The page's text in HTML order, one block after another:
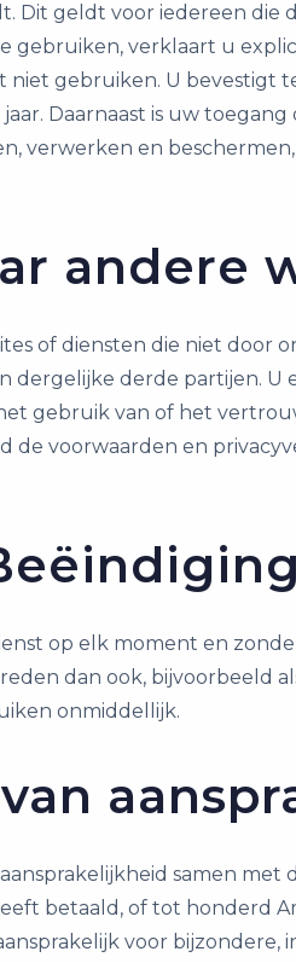
Dit geldt voor iedereen die
gebruiken, verklaart u
gebruiken. U bevestigt
Daarnaast is uw
verwerken en
andere
of diensten die niet door
derde partijen.
gebruik van of het
de voorwaarden en
op elk moment en
dan ook, bijvoorbeeld
onmiddellijk.
samen met
betaald, of tot honderd
voor